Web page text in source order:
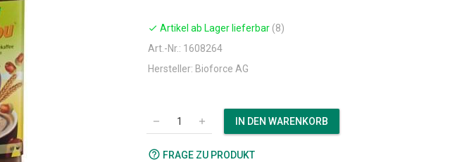
check Artikel ab Lager lieferbar (8)
Art.-Nr.: 1608264
Hersteller: Bioforce AG
remove add IN DEN WARENKORB
help_outline FRAGE ZU PRODUKT